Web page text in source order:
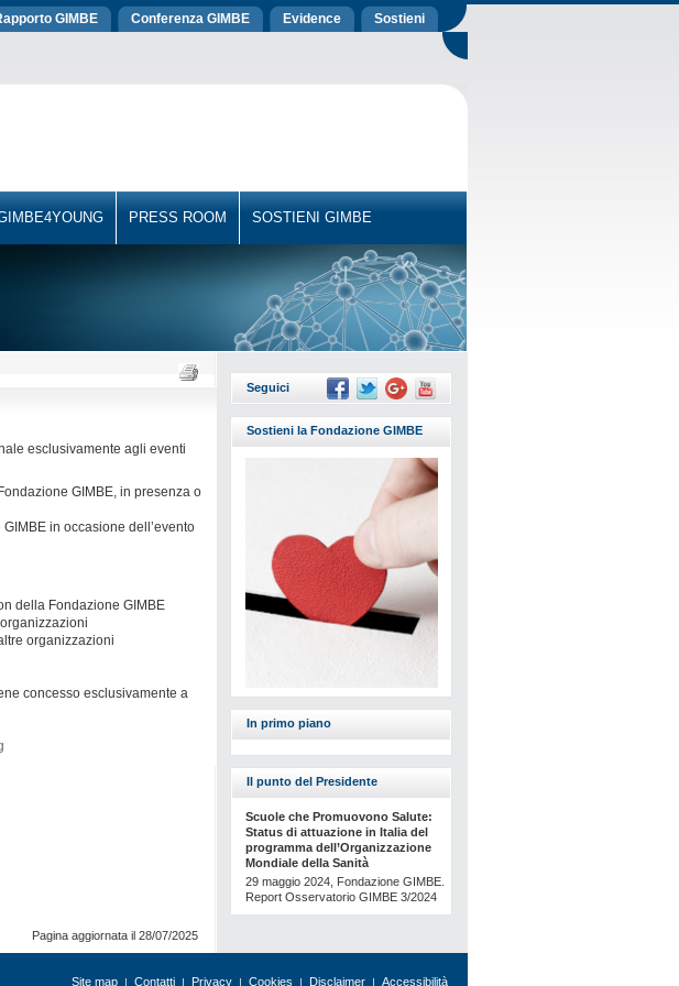
GIMBE Conferenza GIMBE Evidence Sostieni
PRESS ROOM SOSTIENI GIMBE
esclusivamente agli eventi
GIMBE, in presenza o
in occasione dell’evento
della Fondazione GIMBE
organizzazioni
concesso esclusivamente a
Seguici
Sostieni la Fondazione GIMBE
In primo piano
Il punto del Presidente
Scuole che Promuovono Salute:
Status di attuazione in Italia del
programma dell’Organizzazione
Mondiale della Sanità
29 maggio 2024, Fondazione GIMBE.
Report Osservatorio GIMBE 3/2024
Pagina aggiornata il 28/07/2025
Accessibilità
Disclaimer
Cookies
Privacy
Contatti
Site map